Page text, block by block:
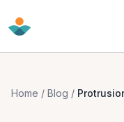
Home / Blog /